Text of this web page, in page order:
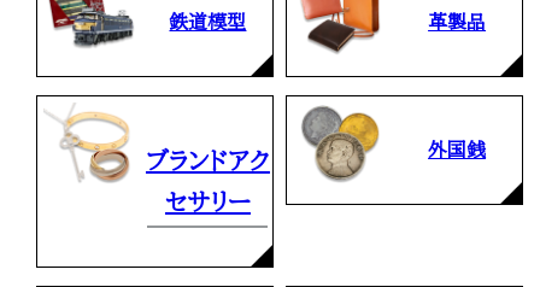
鉄道模型 革製品
ブランドアク
セサリー
外国銭